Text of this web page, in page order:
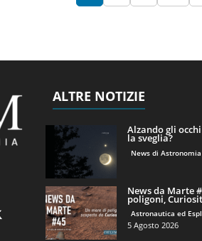
ALTRE NOTIZIE
Alzando gli
la sveglia?
News di Astronomia
News da Marte
poligoni,
Astronautica ed
5 Agosto 2026